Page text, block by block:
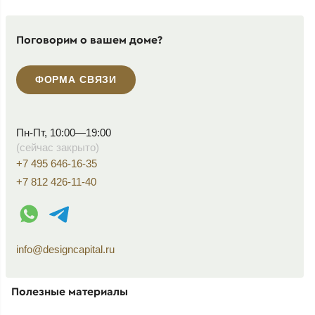
Поговорим о вашем доме?
ФОРМА СВЯЗИ
Пн-Пт, 10:00—19:00
(сейчас закрыто)
+7 495 646-16-35
+7 812 426-11-40
WhatsApp контакт
Telegram контакт
info@designcapital.ru
Полезные материалы